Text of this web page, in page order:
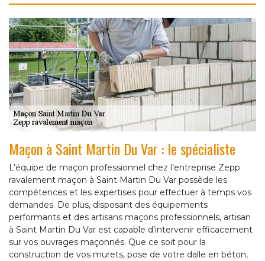
Maçon à Saint Martin Du Var : le spécialiste
L’équipe de maçon professionnel chez l’entreprise Zepp
ravalement maçon à Saint Martin Du Var possède les
compétences et les expertises pour effectuer à temps vos
demandes. De plus, disposant des équipements
performants et des artisans maçons professionnels, artisan
à Saint Martin Du Var est capable d’intervenir efficacement
sur vos ouvrages maçonnés. Que ce soit pour la
construction de vos murets, pose de votre dalle en béton,